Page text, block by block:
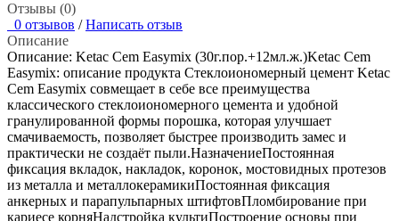
Отзывы (0)
0 отзывов / Написать отзыв
Описание
Описание: Ketac Cem Easymix (30г.пор.+12мл.ж.)Ketac Cem
Easymix: описание продукта Стеклоиономерный цемент Ketac
Cem Easymix совмещает в себе все преимущества
классического стеклоиономерного цемента и удобной
гранулированной формы порошка, которая улучшает
смачиваемость, позволяет быстрее производить замес и
практически не создаёт пыли.НазначениеПостоянная
фиксация вкладок, накладок, коронок, мостовидных протезов
из металла и металлокерамикиПостоянная фиксация
анкерных и парапульпарных штифтовПломбирование при
кариесе корняНадстройка культиПостроение основы при